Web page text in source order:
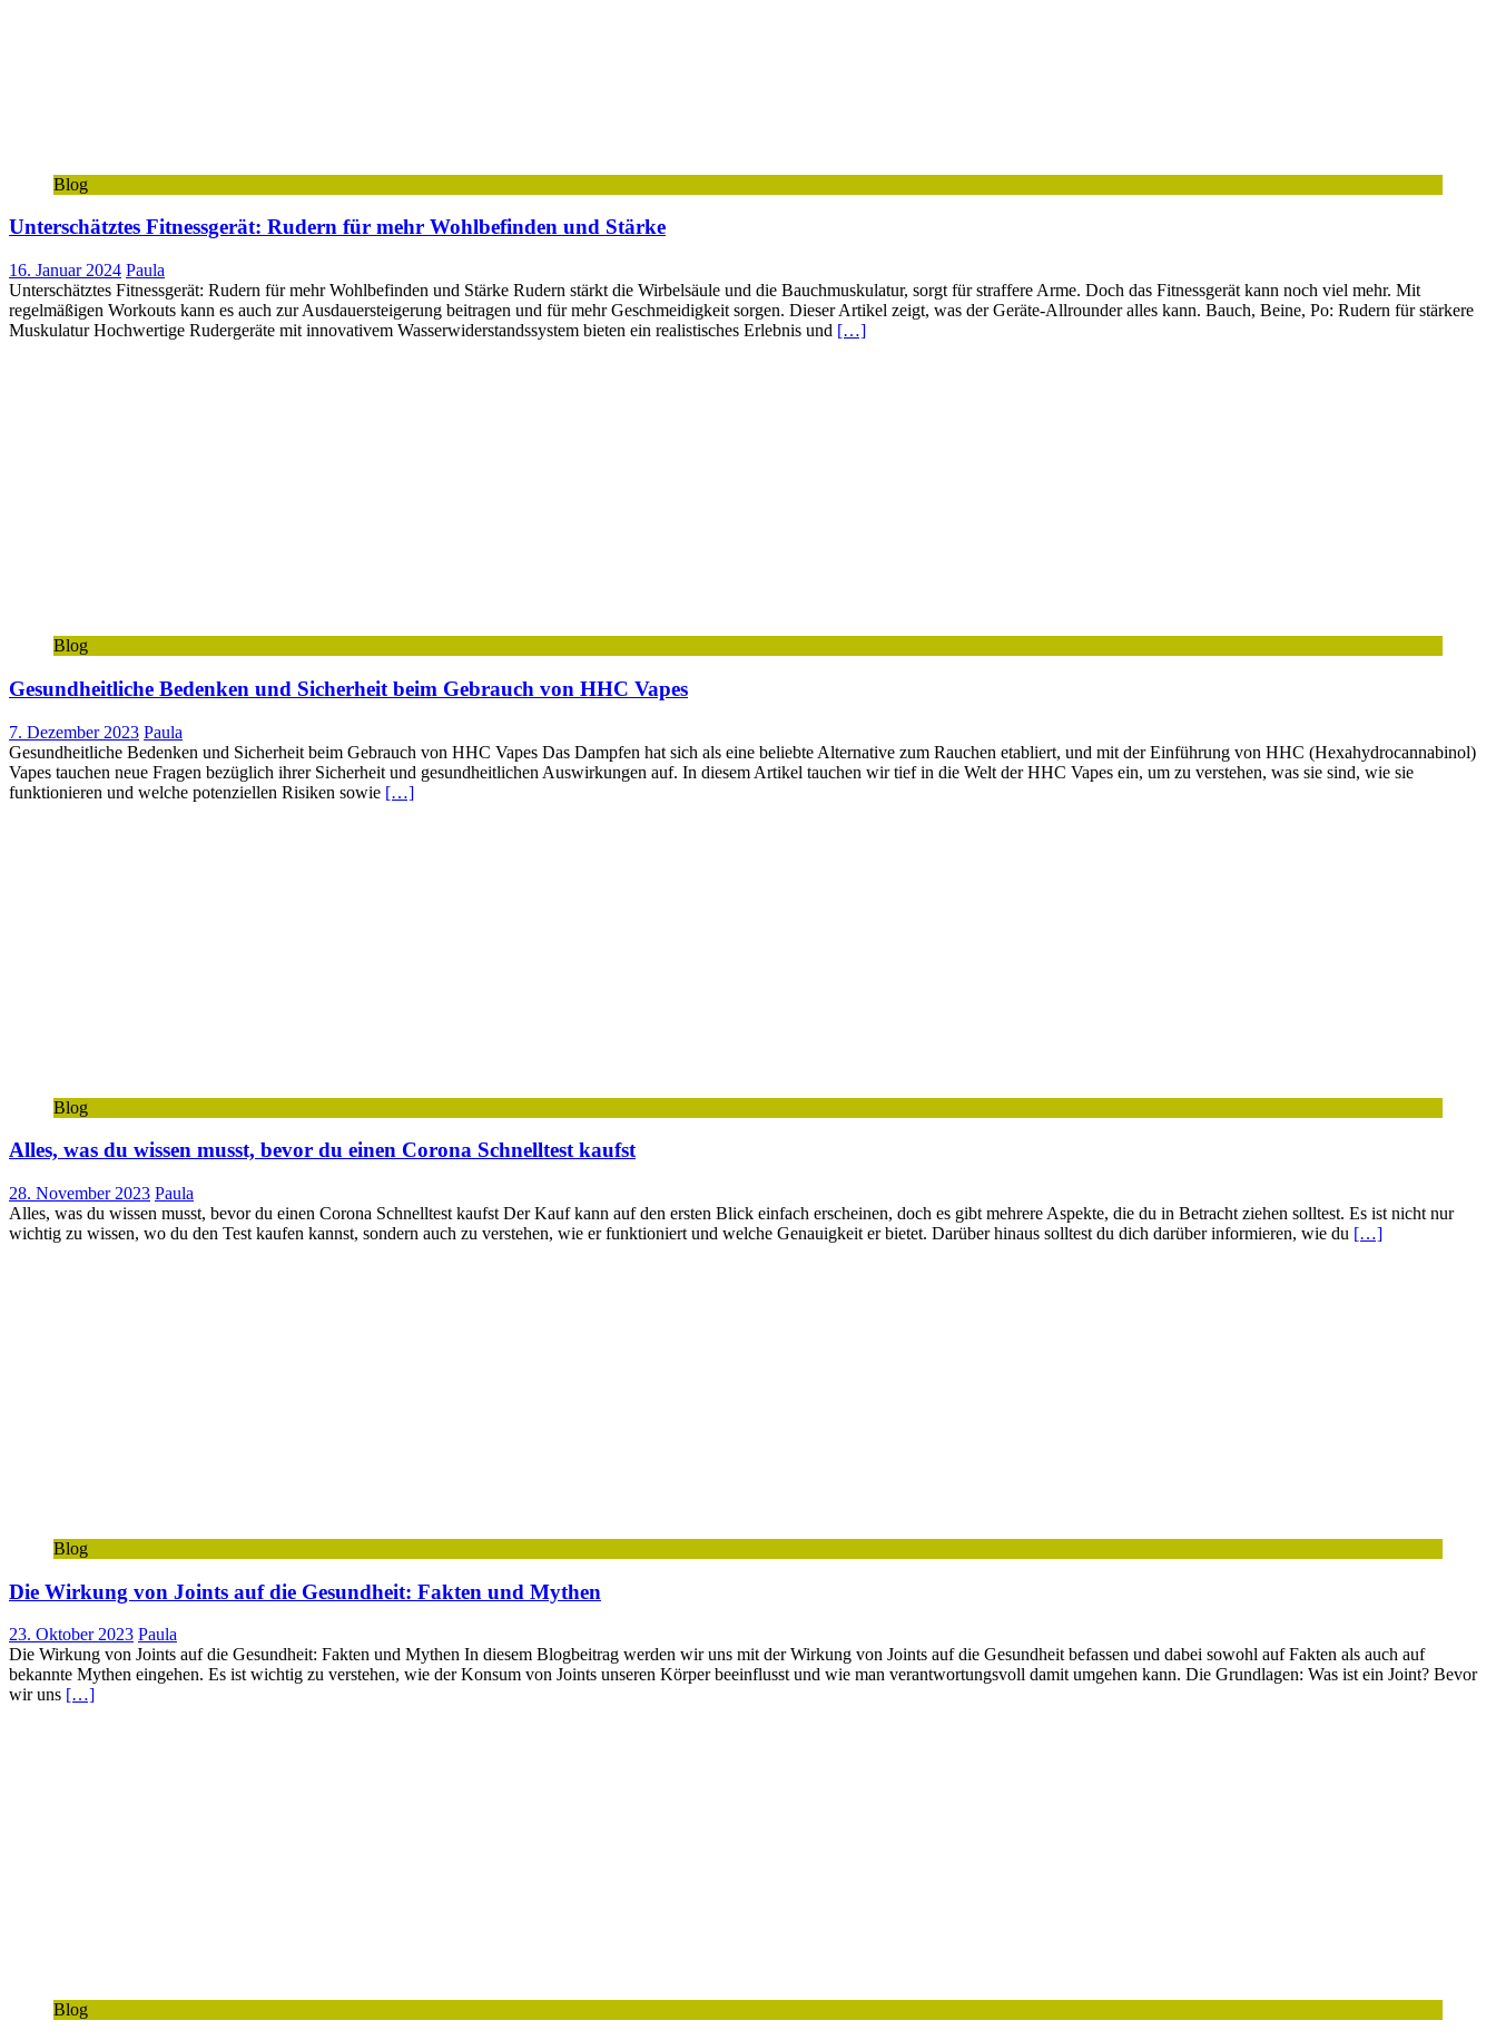
Blog
Unterschätztes Fitnessgerät: Rudern für mehr Wohlbefinden und Stärke
16. Januar 2024 Paula
Unterschätztes Fitnessgerät: Rudern für mehr Wohlbefinden und Stärke Rudern stärkt die Wirbelsäule und die Bauchmuskulatur, sorgt für straffere Arme. Doch das Fitnessgerät kann noch viel mehr. Mit
regelmäßigen Workouts kann es auch zur Ausdauersteigerung beitragen und für mehr Geschmeidigkeit sorgen. Dieser Artikel zeigt, was der Geräte-Allrounder alles kann. Bauch, Beine, Po: Rudern für stärkere
Muskulatur Hochwertige Rudergeräte mit innovativem Wasserwiderstandssystem bieten ein realistisches Erlebnis und […]
Blog
Gesundheitliche Bedenken und Sicherheit beim Gebrauch von HHC Vapes
7. Dezember 2023 Paula
Gesundheitliche Bedenken und Sicherheit beim Gebrauch von HHC Vapes Das Dampfen hat sich als eine beliebte Alternative zum Rauchen etabliert, und mit der Einführung von HHC (Hexahydrocannabinol)
Vapes tauchen neue Fragen bezüglich ihrer Sicherheit und gesundheitlichen Auswirkungen auf. In diesem Artikel tauchen wir tief in die Welt der HHC Vapes ein, um zu verstehen, was sie sind, wie sie
funktionieren und welche potenziellen Risiken sowie […]
Blog
Alles, was du wissen musst, bevor du einen Corona Schnelltest kaufst
28. November 2023 Paula
Alles, was du wissen musst, bevor du einen Corona Schnelltest kaufst Der Kauf kann auf den ersten Blick einfach erscheinen, doch es gibt mehrere Aspekte, die du in Betracht ziehen solltest. Es ist nicht nur
wichtig zu wissen, wo du den Test kaufen kannst, sondern auch zu verstehen, wie er funktioniert und welche Genauigkeit er bietet. Darüber hinaus solltest du dich darüber informieren, wie du […]
Blog
Die Wirkung von Joints auf die Gesundheit: Fakten und Mythen
23. Oktober 2023 Paula
Die Wirkung von Joints auf die Gesundheit: Fakten und Mythen In diesem Blogbeitrag werden wir uns mit der Wirkung von Joints auf die Gesundheit befassen und dabei sowohl auf Fakten als auch auf
bekannte Mythen eingehen. Es ist wichtig zu verstehen, wie der Konsum von Joints unseren Körper beeinflusst und wie man verantwortungsvoll damit umgehen kann. Die Grundlagen: Was ist ein Joint? Bevor
wir uns […]
Blog